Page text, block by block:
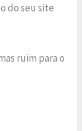
do seu site
ruim para o